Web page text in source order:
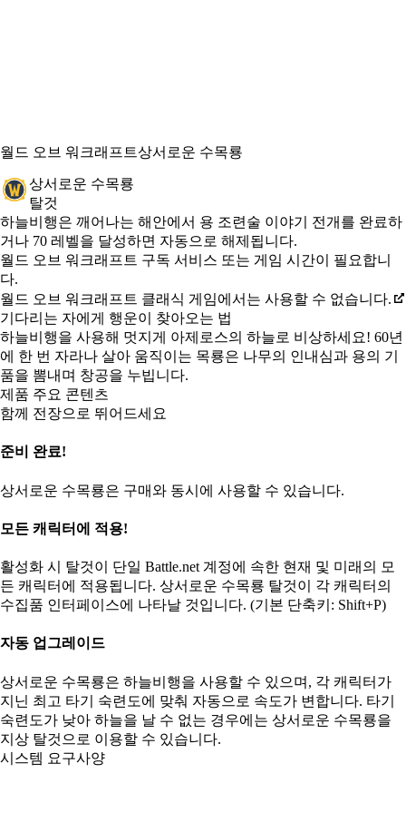
월드 오브 워크래프트상서로운 수목룡
상서로운 수목룡
탈것
가격
Available actions
하늘비행은 깨어나는 해안에서 용 조련술 이야기 전개를 완료하
거나 70 레벨을 달성하면 자동으로 해제됩니다.
월드 오브 워크래프트 구독 서비스 또는 게임 시간이 필요합니
다.
월드 오브 워크래프트 클래식 게임에서는 사용할 수 없습니다.
기다리는 자에게 행운이 찾아오는 법
하늘비행을 사용해 멋지게 아제로스의 하늘로 비상하세요! 60년
에 한 번 자라나 살아 움직이는 목룡은 나무의 인내심과 용의 기
품을 뽐내며 창공을 누빕니다.
제품 주요 콘텐츠
함께 전장으로 뛰어드세요
준비 완료!
상서로운 수목룡은 구매와 동시에 사용할 수 있습니다.
모든 캐릭터에 적용!
활성화 시 탈것이 단일 Battle.net 계정에 속한 현재 및 미래의 모
든 캐릭터에 적용됩니다. 상서로운 수목룡 탈것이 각 캐릭터의
수집품 인터페이스에 나타날 것입니다. (기본 단축키: Shift+P)
자동 업그레이드
상서로운 수목룡은 하늘비행을 사용할 수 있으며, 각 캐릭터가
지닌 최고 타기 숙련도에 맞춰 자동으로 속도가 변합니다. 타기
숙련도가 낮아 하늘을 날 수 없는 경우에는 상서로운 수목룡을
지상 탈것으로 이용할 수 있습니다.
시스템 요구사양